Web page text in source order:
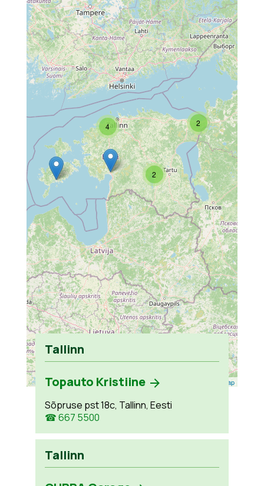
2
2
4
Leaflet OpenStreetMap
Tallinn
Topauto Kristiine
Sõpruse pst 18c, Tallinn, Eesti
☎ 667 5500
Tallinn